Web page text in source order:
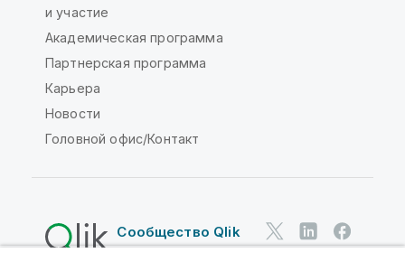
и участие
Академическая программа
Партнерская программа
Карьера
Новости
Головной офис/Контакт
Сообщество Qlik